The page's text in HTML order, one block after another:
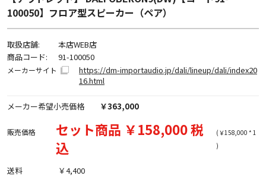
100050】フロア型スピーカー（ペア）
取扱店舗:
本店WEB店
商品コード:
91-100050
メーカーサイト
https://dm-importaudio.jp/dali/lineup/dali/index20
16.html
メーカー希望小売価格 ￥363,000
販売価格
セット商品 ￥158,000 税
込
(￥158,000 * 1
)
送料 ￥4,400